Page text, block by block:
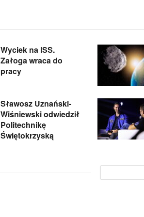
Wyciek na ISS.
Załoga wraca do
pracy
Sławosz Uznański-
Wiśniewski odwiedził
Politechnikę
Świętokrzyską